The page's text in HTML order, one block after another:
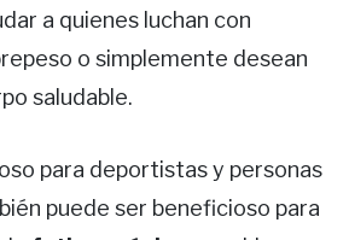
a quienes luchan con
o simplemente desean
saludable.
para deportistas y personas
puede ser beneficioso para